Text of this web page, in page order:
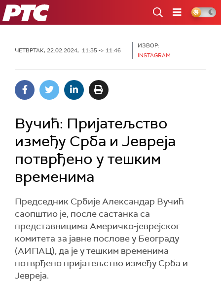
РТС
ЧЕТВРТАК, 22.02.2024, 11:35 -> 11:46
ИЗВОР:
INSTAGRAM
Вучић: Пријатељство
између Срба и Јевреја
потврђено у тешким
временима
Председник Србије Александар Вучић
саопштио је, после састанка са
представницима Америчко-јеврејског
комитета за јавне послове у Београду
(АИПАЦ), да је у тешким временима
потврђено пријатељство између Срба и
Јевреја.